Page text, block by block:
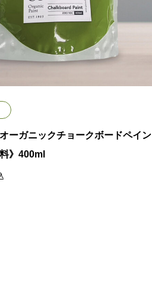
ーガニックチョークボードペイン
》400ml